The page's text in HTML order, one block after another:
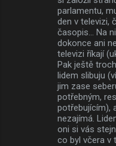
parlamentu,
den v televizi,
časopis... Na
dokonce ani
televizi říkají
Pak ještě
lidem slibuju
jim zase
potřebným,
potřebujícím),
nezajímá.
oni si vás
co byl včera v